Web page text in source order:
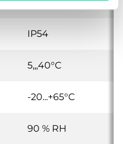
IP54
5,,,40°C
-20...+65°C
90 % RH